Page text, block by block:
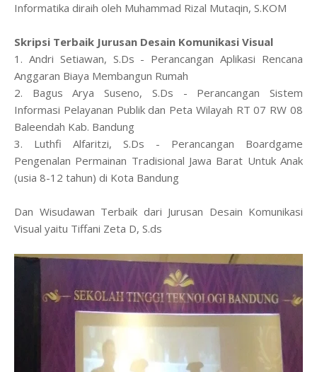
Informatika diraih oleh Muhammad Rizal Mutaqin, S.KOM
Skripsi Terbaik Jurusan Desain Komunikasi Visual
1. Andri Setiawan, S.Ds - Perancangan Aplikasi Rencana
Anggaran Biaya Membangun Rumah
2. Bagus Arya Suseno, S.Ds - Perancangan Sistem
Informasi Pelayanan Publik dan Peta Wilayah RT 07 RW 08
Baleendah Kab. Bandung
3. Luthfi Alfaritzi, S.Ds - Perancangan Boardgame
Pengenalan Permainan Tradisional Jawa Barat Untuk Anak
(usia 8-12 tahun) di Kota Bandung
Dan Wisudawan Terbaik dari Jurusan Desain Komunikasi
Visual yaitu Tiffani Zeta D, S.ds